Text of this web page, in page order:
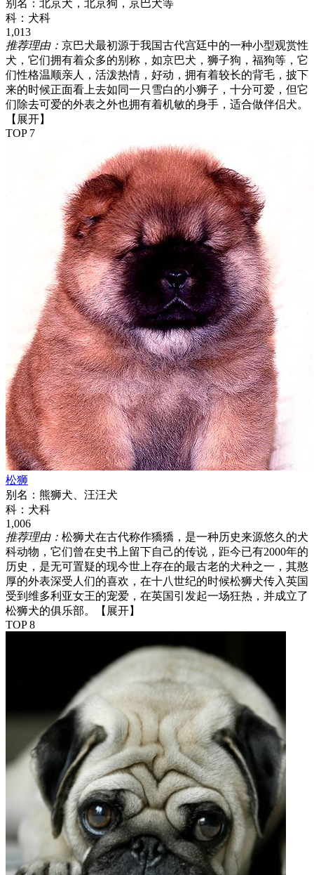
别名： 北京犬，北京狗，京巴犬等
科： 犬科
1,013
推荐理由： 京巴犬最初源于我国古代宫廷中的一种小型观赏性
犬，它们拥有着众多的别称，如京巴犬，狮子狗，福狗等，它
们性格温顺亲人，活泼热情，好动，拥有着较长的背毛，披下
来的时候正面看上去如同一只雪白的小狮子，十分可爱，但它
们除去可爱的外表之外也拥有着机敏的身手，适合做伴侣犬。
【展开】
TOP 7
松狮
别名： 熊狮犬、汪汪犬
科： 犬科
1,006
推荐理由： 松狮犬在古代称作獢獢，是一种历史来源悠久的犬
科动物，它们曾在史书上留下自己的传说，距今已有2000年的
历史，是无可置疑的现今世上存在的最古老的犬种之一，其憨
厚的外表深受人们的喜欢，在十八世纪的时候松狮犬传入英国
受到维多利亚女王的宠爱，在英国引发起一场狂热，并成立了
松狮犬的俱乐部。
【展开】
TOP 8